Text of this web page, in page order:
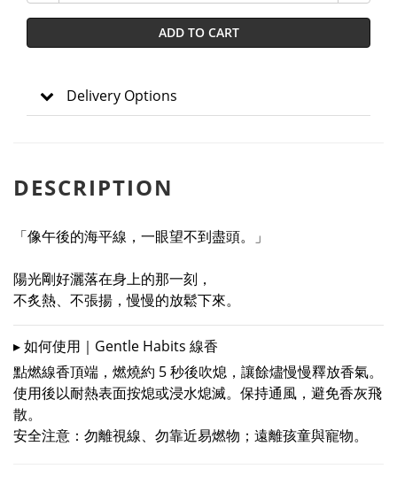
ADD TO CART
Delivery Options
DESCRIPTION
「像午後的海平線，一眼望不到盡頭。」
陽光剛好灑落在身上的那一刻，
不炙熱、不張揚，慢慢的放鬆下來。
▸ 如何使用｜Gentle Habits 線香
點燃線香頂端，燃燒約 5 秒後吹熄，讓餘燼慢慢釋放香氣。
使用後以耐熱表面按熄或浸水熄滅。保持通風，避免香灰飛
散。
安全注意：勿離視線、勿靠近易燃物；遠離孩童與寵物。